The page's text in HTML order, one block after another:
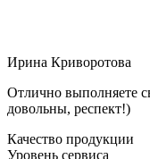
Ирина Криворотова
Отлично выполняете
довольны, респект!)
Качество продукции
Уровень сервиса